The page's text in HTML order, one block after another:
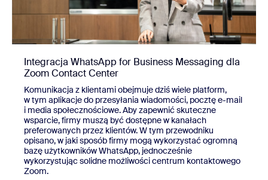
Integracja WhatsApp for Business Messaging dla
Zoom Contact Center
Komunikacja z klientami obejmuje dziś wiele platform,
w tym aplikacje do przesyłania wiadomości, pocztę e-mail
i media społecznościowe. Aby zapewnić skuteczne
wsparcie, firmy muszą być dostępne w kanałach
preferowanych przez klientów. W tym przewodniku
opisano, w jaki sposób firmy mogą wykorzystać ogromną
bazę użytkowników WhatsApp, jednocześnie
wykorzystując solidne możliwości centrum kontaktowego
Zoom.